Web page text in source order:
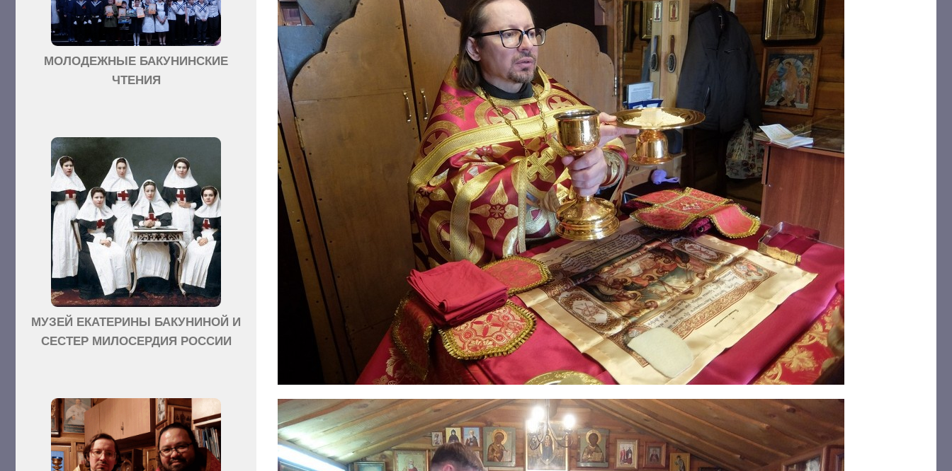
МОЛОДЕЖНЫЕ БАКУНИНСКИЕ
ЧТЕНИЯ
МУЗЕЙ ЕКАТЕРИНЫ БАКУНИНОЙ И
СЕСТЕР МИЛОСЕРДИЯ РОССИИ